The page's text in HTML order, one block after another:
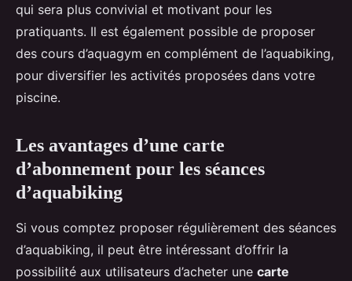
qui sera plus convivial et motivant pour les
pratiquants. Il est également possible de proposer
des cours d’aquagym en complément de l’aquabiking,
pour diversifier les activités proposées dans votre
piscine.
Les avantages d’une carte
d’abonnement pour les séances
d’aquabiking
Si vous comptez proposer régulièrement des séances
d’aquabiking, il peut être intéressant d’offrir la
possibilité aux utilisateurs d’acheter une carte